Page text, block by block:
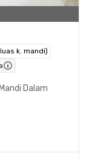
k. mandi)
Dalam